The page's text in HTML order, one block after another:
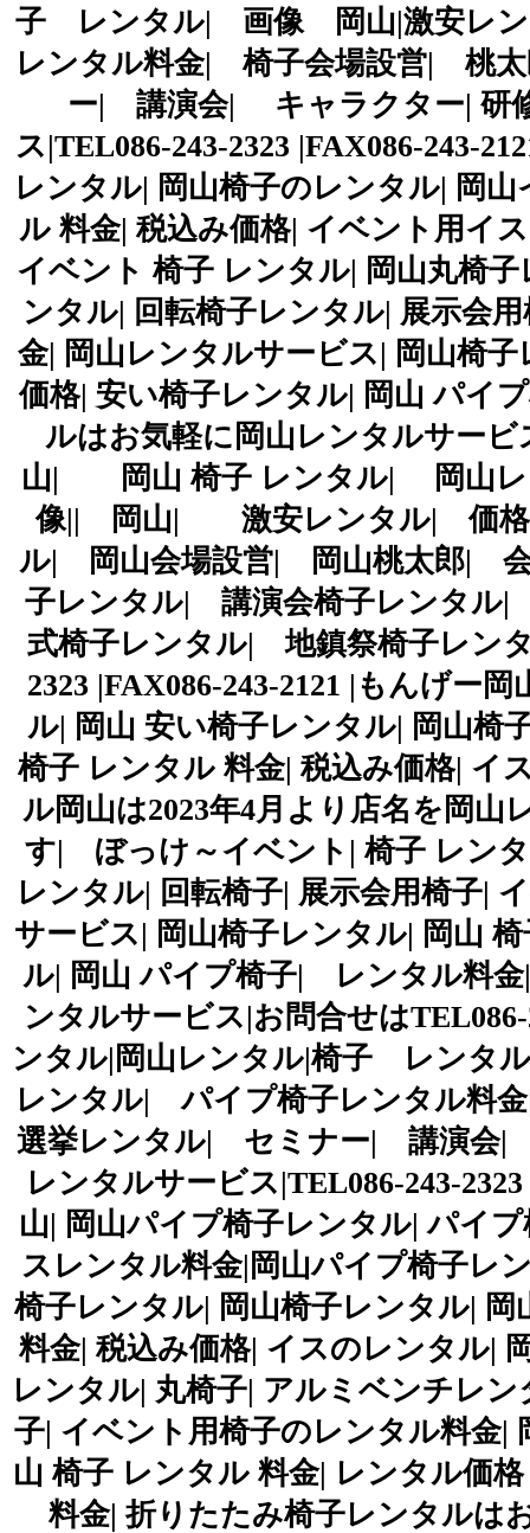
子 レンタル| 画像 岡山|激安レ
レンタル料金| 椅子会場設営| 桃
ー| 講演会| キャラクター| 研
ス|TEL086-243-2323 |FAX086-243-
レンタル| 岡山椅子のレンタル| 岡
ル 料金| 税込み価格| イベント用イ
イベント 椅子 レンタル| 岡山丸椅
ンタル| 回転椅子レンタル| 展示会
金| 岡山レンタルサービス| 岡山椅
価格| 安い椅子レンタル| 岡山 パイ
ルはお気軽に岡山レンタルサー
山| 岡山 椅子 レンタル| 岡山
像|| 岡山| 激安レンタル| 価格
ル| 岡山会場設営| 岡山桃太郎|
子レンタル| 講演会椅子レンタル
式椅子レンタル| 地鎮祭椅子レン
2323 |FAX086-243-2121 |もんげー
ル| 岡山 安い椅子レンタル| 岡山椅
椅子 レンタル 料金| 税込み価格| イ
ル岡山は2023年4月より店名を岡
す| ぼっけ～イベント| 椅子 レン
レンタル| 回転椅子| 展示会用椅子|
サービス| 岡山椅子レンタル| 岡山
ル| 岡山 パイプ椅子| レンタル料
ンタルサービス|お問合せは
ンタル|岡山レンタル|椅子 レン
レンタル| パイプ椅子レンタル
選挙レンタル| セミナー| 講演会|
レンタルサービス|TEL086-243-
山| 岡山パイプ椅子レンタル| パイ
スレンタル料金|岡山パイプ椅子レ
椅子レンタル| 岡山椅子レンタル|
料金| 税込み価格| イスのレンタル|
レンタル| 丸椅子| アルミベンチレ
子| イベント用椅子のレンタル料金|
山 椅子 レンタル 料金| レンタル価
料金| 折りたたみ椅子レンタルは